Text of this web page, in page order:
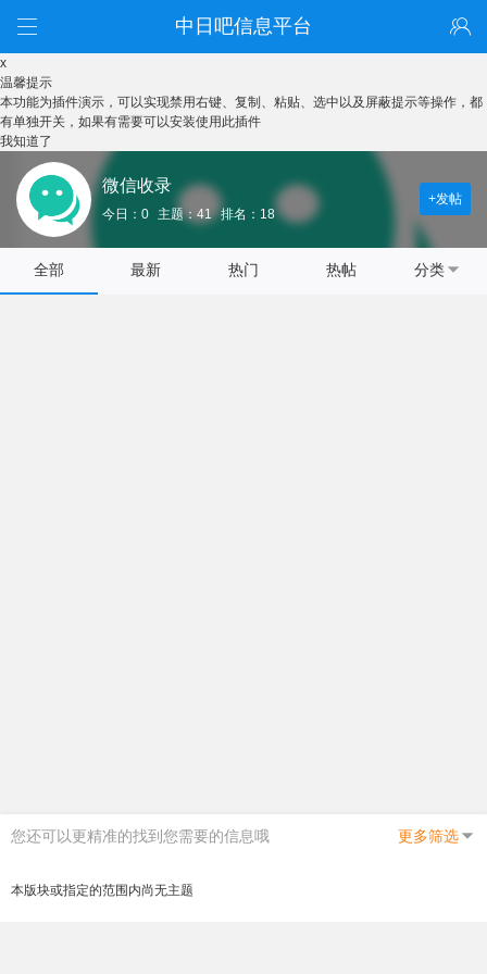
中日吧信息平台
x
温馨提示
本功能为插件演示，可以实现禁用右键、复制、粘贴、选中以及屏蔽提示等操作，都
有单独开关，如果有需要可以安装使用此插件
我知道了
微信收录
今日：0 主题：41 排名：18
+发帖
全部 最新 热门 热帖 分类
您还可以更精准的找到您需要的信息哦 更多筛选
本版块或指定的范围内尚无主题